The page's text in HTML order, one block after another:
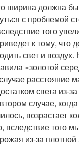
ширина должна
с проблемой
того
к тому, что
свет и
«золотой
расстояние
света из-
случае,
возрастает
вследствие того
из-за плотной